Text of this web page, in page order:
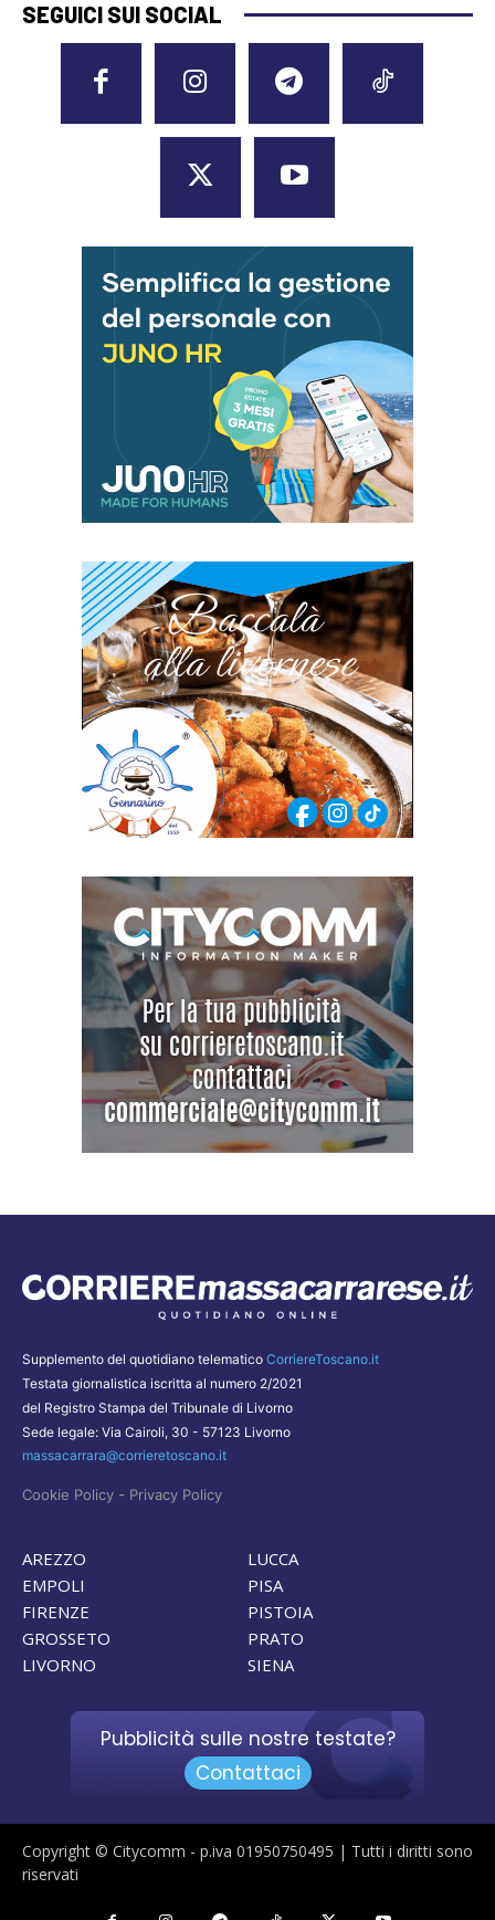
SEGUICI SUI SOCIAL
Supplemento del quotidiano telematico CorriereToscano.it
Testata giornalistica iscritta al numero 2/2021
del Registro Stampa del Tribunale di Livorno
Sede legale: Via Cairoli, 30 - 57123 Livorno
massacarrara@corrieretoscano.it
Cookie Policy - Privacy Policy
AREZZO
EMPOLI
FIRENZE
GROSSETO
LIVORNO
LUCCA
PISA
PISTOIA
PRATO
SIENA
Pubblicità sulle nostre testate?
Contattaci
Copyright © Citycomm - p.iva 01950750495 | Tutti i diritti sono
riservati